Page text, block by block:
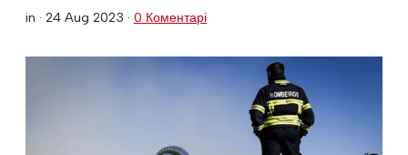
in · 24 Aug 2023 · 0 Коментарі